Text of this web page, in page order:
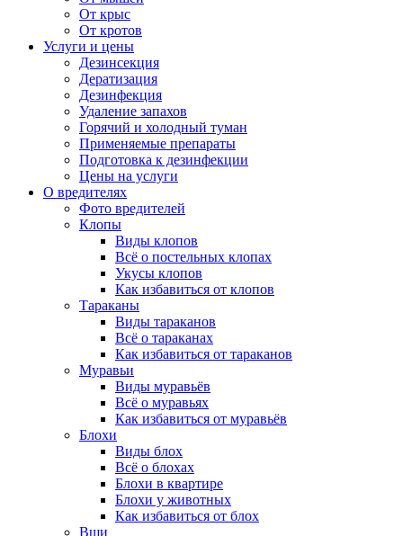
От крыс
От кротов
Услуги и цены
Дезинсекция
Дератизация
Дезинфекция
Удаление запахов
Горячий и холодный туман
Применяемые препараты
Подготовка к дезинфекции
Цены на услуги
О вредителях
Фото вредителей
Клопы
Виды клопов
Всё о постельных клопах
Укусы клопов
Как избавиться от клопов
Тараканы
Виды тараканов
Всё о тараканах
Как избавиться от тараканов
Муравьи
Виды муравьёв
Всё о муравьях
Как избавиться от муравьёв
Блохи
Виды блох
Всё о блохах
Блохи в квартире
Блохи у животных
Как избавиться от блох
Вши